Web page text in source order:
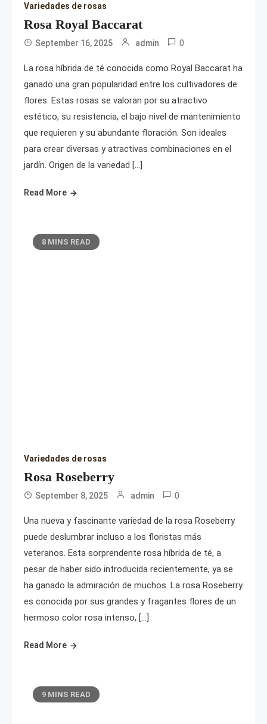
Variedades de rosas
Rosa Royal Baccarat
September 16, 2025 admin 0
La rosa híbrida de té conocida como Royal Baccarat ha
ganado una gran popularidad entre los cultivadores de
flores. Estas rosas se valoran por su atractivo
estético, su resistencia, el bajo nivel de mantenimiento
que requieren y su abundante floración. Son ideales
para crear diversas y atractivas combinaciones en el
jardín. Origen de la variedad […]
Read More
8 MINS READ
Variedades de rosas
Rosa Roseberry
September 8, 2025 admin 0
Una nueva y fascinante variedad de la rosa Roseberry
puede deslumbrar incluso a los floristas más
veteranos. Esta sorprendente rosa híbrida de té, a
pesar de haber sido introducida recientemente, ya se
ha ganado la admiración de muchos. La rosa Roseberry
es conocida por sus grandes y fragantes flores de un
hermoso color rosa intenso, […]
Read More
9 MINS READ